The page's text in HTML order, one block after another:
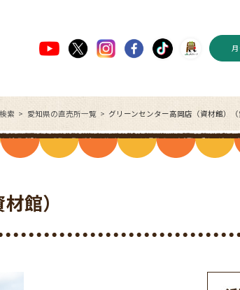
索 愛知県の直売所一覧 グリーンセンター高岡店（資材館）
館）